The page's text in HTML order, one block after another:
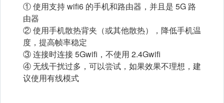
① 使用支持 wifi6 的手机和路由器，并且是 5G 路
由器
② 使用手机散热背夹（或其他散热），降低手机温
度，提高帧率稳定
③ 连接时连接 5Gwifi，不使用 2.4Gwifi
④ 无线干扰过多，可以尝试，如果效果不理想，建
议使用有线模式